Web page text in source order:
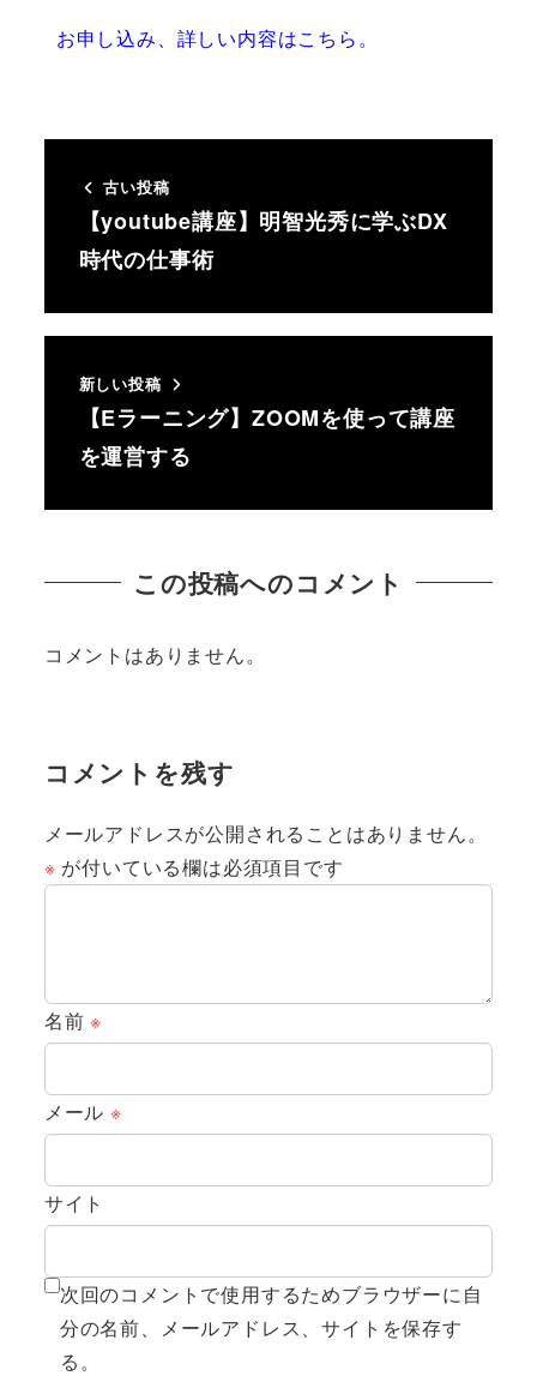
お申し込み、詳しい内容はこちら。
古い投稿
【youtube講座】明智光秀に学ぶDX
時代の仕事術
新しい投稿
【Eラーニング】ZOOMを使って講座
を運営する
この投稿へのコメント
コメントはありません。
コメントを残す
メールアドレスが公開されることはありません。
※ が付いている欄は必須項目です
名前※
メール ※
サイト
次回のコメントで使用するためブラウザーに自
分の名前、メールアドレス、サイトを保存す
る。